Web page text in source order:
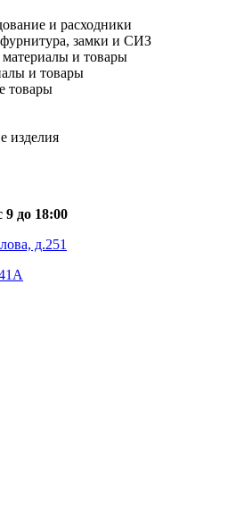
и расходники
замки и СИЗ
и товары
и товары
товары
изделия
9 до 18:00
д.251